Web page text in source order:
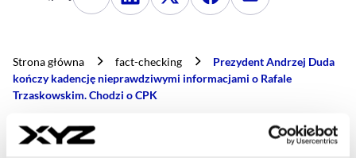
Udostępnij na LinkedIn
Udostępnij na Twitterze
Udostępnij na
Udostępnij
Strona główna fact-checking
Prezydent Andrzej Duda
kończy kadencję nieprawdziwymi informacjami o Rafale
Trzaskowskim. Chodzi o CPK